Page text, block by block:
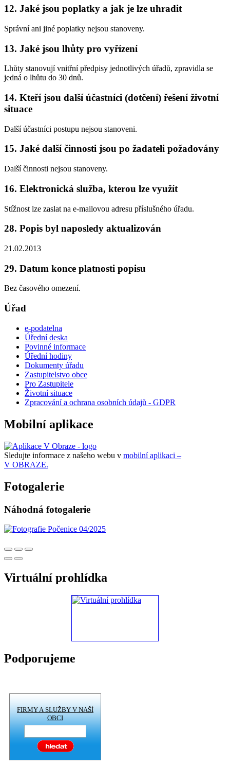
12. Jaké jsou poplatky a jak je lze uhradit
Správní ani jiné poplatky nejsou stanoveny.
13. Jaké jsou lhůty pro vyřízení
Lhůty stanovují vnitřní předpisy jednotlivých úřadů, zpravidla se
jedná o lhůtu do 30 dnů.
14. Kteří jsou další účastníci (dotčení) řešení životní
situace
Další účastníci postupu nejsou stanoveni.
15. Jaké další činnosti jsou po žadateli požadovány
Další činnosti nejsou stanoveny.
16. Elektronická služba, kterou lze využít
Stížnost lze zaslat na e-mailovou adresu příslušného úřadu.
28. Popis byl naposledy aktualizován
21.02.2013
29. Datum konce platnosti popisu
Bez časového omezení.
Úřad
e-podatelna
Úřední deska
Povinné informace
Úřední hodiny
Dokumenty úřadu
Zastupitelstvo obce
Pro Zastupitele
Životní situace
Zpracování a ochrana osobních údajů - GDPR
Mobilní aplikace
Sledujte informace z našeho webu v mobilní aplikaci –
V OBRAZE.
Fotogalerie
Náhodná fotogalerie
Virtuální prohlídka
Podporujeme
FIRMY A SLUŽBY V NAŠÍ
OBCI